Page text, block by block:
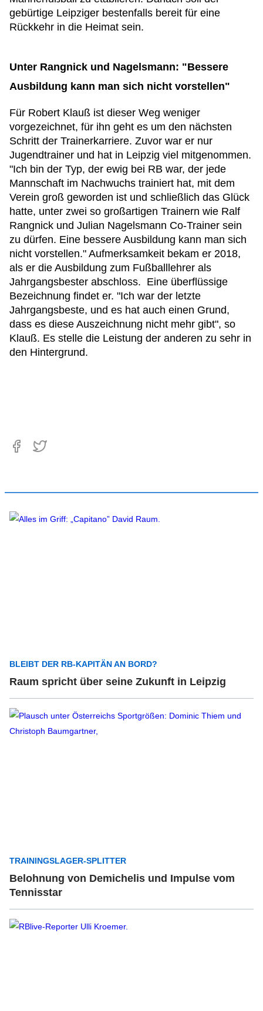
gebürtige Leipziger bestenfalls bereit für eine
Rückkehr in die Heimat sein.
Unter Rangnick und Nagelsmann: "Bessere
Ausbildung kann man sich nicht vorstellen"
Für Robert Klauß ist dieser Weg weniger
vorgezeichnet, für ihn geht es um den nächsten
Schritt der Trainerkarriere. Zuvor war er nur
Jugendtrainer und hat in Leipzig viel mitgenommen.
"Ich bin der Typ, der ewig bei RB war, der jede
Mannschaft im Nachwuchs trainiert hat, mit dem
Verein groß geworden ist und schließlich das Glück
hatte, unter zwei so großartigen Trainern wie Ralf
Rangnick und Julian Nagelsmann Co-Trainer sein
zu dürfen. Eine bessere Ausbildung kann man sich
nicht vorstellen." Aufmerksamkeit bekam er 2018,
als er die Ausbildung zum Fußballlehrer als
Jahrgangsbester abschloss. Eine überflüssige
Bezeichnung findet er. "Ich war der letzte
Jahrgangsbeste, und es hat auch einen Grund,
dass es diese Auszeichnung nicht mehr gibt", so
Klauß. Es stelle die Leistung der anderen zu sehr in
den Hintergrund.
BLEIBT DER RB-KAPITÄN AN BORD?
Raum spricht über seine Zukunft in Leipzig
TRAININGSLAGER-SPLITTER
Belohnung von Demichelis und Impulse vom
Tennisstar